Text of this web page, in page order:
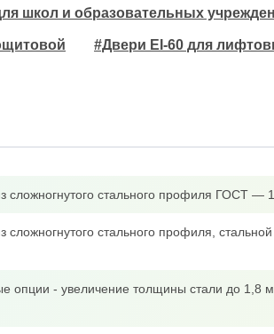
школ и образовательных
#Двери EI-60 для
сложногнутого стального профиля ГОСТ —
сложногнутого стального профиля,
опции - увеличение толщины стали до 1,8